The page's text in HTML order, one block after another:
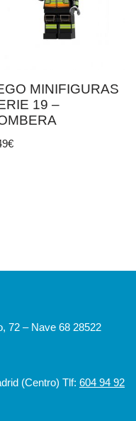
MINIFIGURAS
19 –
€
72 – Nave 68 28522
(Centro) Tlf: 604 94 92